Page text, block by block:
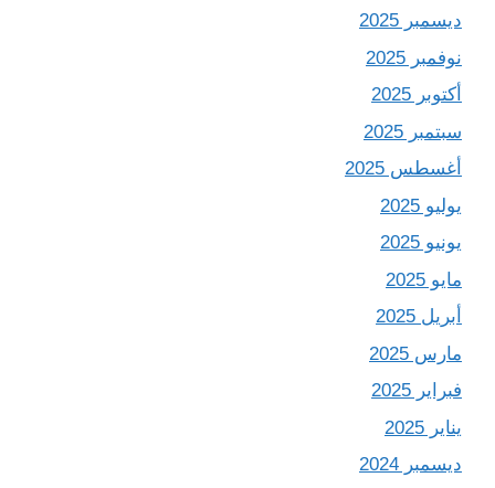
ديسمبر 2025
نوفمبر 2025
أكتوبر 2025
سبتمبر 2025
أغسطس 2025
يوليو 2025
يونيو 2025
مايو 2025
أبريل 2025
مارس 2025
فبراير 2025
يناير 2025
ديسمبر 2024